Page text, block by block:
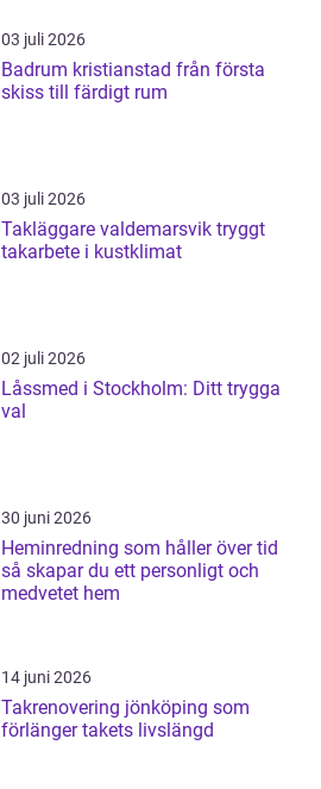
03 juli 2026
Badrum kristianstad från första
skiss till färdigt rum
03 juli 2026
Takläggare valdemarsvik tryggt
takarbete i kustklimat
02 juli 2026
Låssmed i Stockholm: Ditt trygga
val
30 juni 2026
Heminredning som håller över tid
så skapar du ett personligt och
medvetet hem
14 juni 2026
Takrenovering jönköping som
förlänger takets livslängd